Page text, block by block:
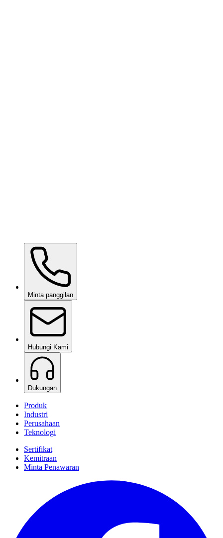
Ceramic Pro Care+berdasarkan permintaan
Minta panggilan
Hubungi Kami
Dukungan
Produk
Industri
Perusahaan
Teknologi
Sertifikat
Kemitraan
Minta Penawaran